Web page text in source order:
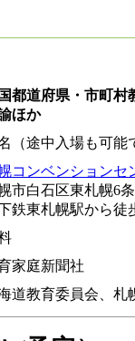
都道府県・市町村
ほか
（途中入場も可能
コンベンション
市白石区東札幌6
鉄東札幌駅から徒
家庭新聞社
道教育委員会、札